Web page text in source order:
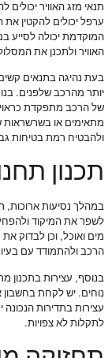
תנאי מזג האוויר
ערפל יכולים להקטין
המוקדמת יכולה לסייע
האוויר ולתכנן את
בעת נהיגה בתנאים
יותר מהרכב שלפנים.
של הרכב מתפקדת
מתאימים או בשרשראות
ולהבטיח רמת בטיחות
תכנון
במהלך נסיעות ארוכות,
לשפר את המיקוד
מים ואוכל, וכן לבדוק
הרכב ולהתמודד עם
בנוסף, עצירות בתכנון
נוחים. יש לקחת
עצירות בתדירות
לתקלות לא צפויות.